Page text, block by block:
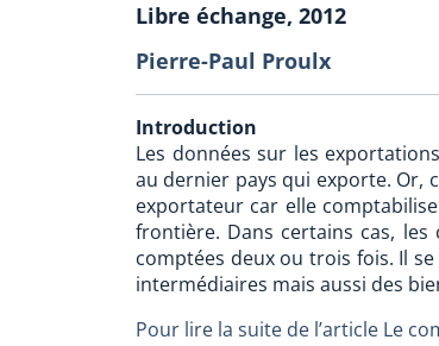
Libre échange, 2012
Pierre-Paul Proulx
Introduction
Les données sur les
au dernier pays qui exporte. Or,
exportateur car elle
frontière. Dans certains cas, les
comptées deux ou trois fois. Il
intermédiaires mais aussi des
Pour lire la suite de l’article Le